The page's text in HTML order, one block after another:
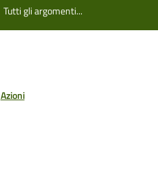
Tutti gli argomenti...
Azioni